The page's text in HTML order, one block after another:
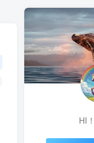
HI